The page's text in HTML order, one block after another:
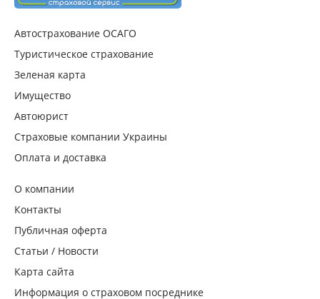
Автострахование ОСАГО
Туристическое страхование
Зеленая карта
Имущество
Автоюрист
Страховые компании Украины
Оплата и доставка
О компании
Контакты
Публичная оферта
Статьи / Новости
Карта сайта
Информация о страховом посреднике